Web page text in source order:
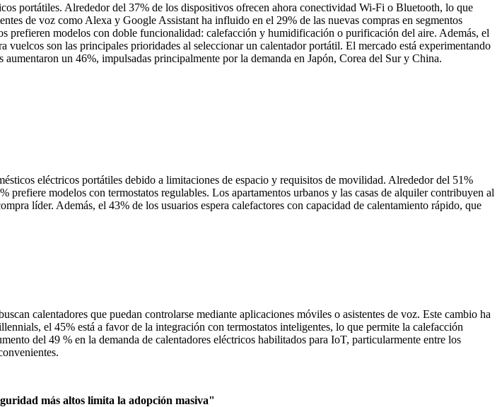
portátiles. Alrededor del 37% de los dispositivos ofrecen ahora conectividad Wi-Fi o Bluetooth, lo que
de voz como Alexa y Google Assistant ha influido en el 29% de las nuevas compras en segmentos
prefieren modelos con doble funcionalidad: calefacción y humidificación o purificación del aire. Además, el
son las principales prioridades al seleccionar un calentador portátil. El mercado está experimentando
un 46%, impulsadas principalmente por la demanda en Japón, Corea del Sur y China.
eléctricos portátiles debido a limitaciones de espacio y requisitos de movilidad. Alrededor del 51%
modelos con termostatos regulables. Los apartamentos urbanos y las casas de alquiler contribuyen al
líder. Además, el 43% de los usuarios espera calefactores con capacidad de calentamiento rápido, que
calentadores que puedan controlarse mediante aplicaciones móviles o asistentes de voz. Este cambio ha
el 45% está a favor de la integración con termostatos inteligentes, lo que permite la calefacción
del 49 % en la demanda de calentadores eléctricos habilitados para IoT, particularmente entre los
más altos limita la adopción masiva"